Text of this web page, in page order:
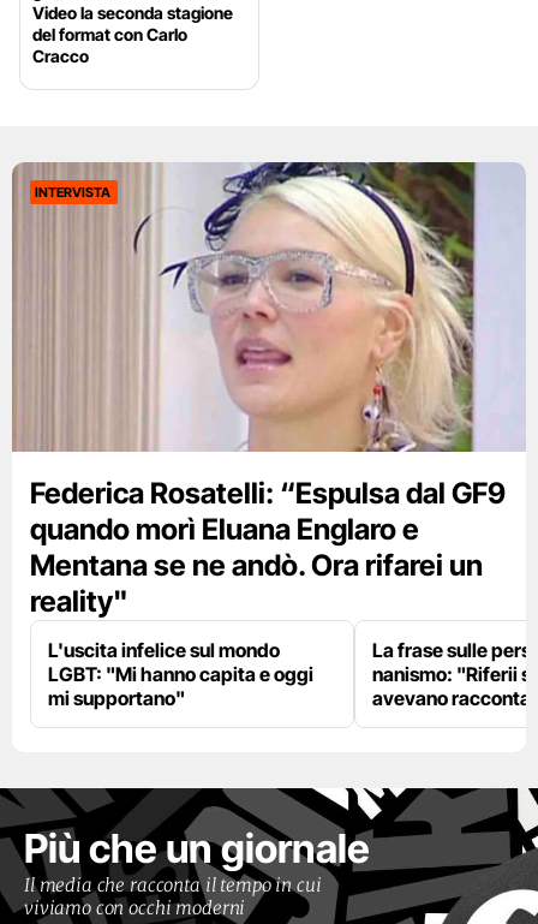
Video la seconda stagione
del format con Carlo
Cracco
INTERVISTA
Federica Rosatelli: “Espulsa dal GF9
quando morì Eluana Englaro e
Mentana se ne andò. Ora rifarei un
reality"
L'uscita infelice sul mondo
LGBT: "Mi hanno capita e oggi
mi supportano"
La frase sulle
nanismo: "Riferii
avevano
Più che un giornale
Il media che racconta il tempo in cui
viviamo con occhi moderni